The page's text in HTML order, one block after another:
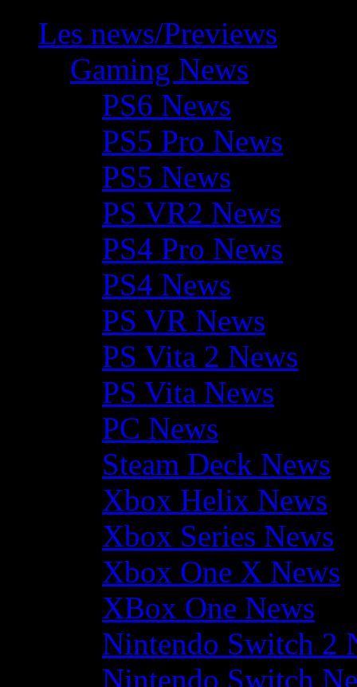
Les news/Previews
Gaming News
PS6 News
PS5 Pro News
PS5 News
PS VR2 News
PS4 Pro News
PS4 News
PS VR News
PS Vita 2 News
PS Vita News
PC News
Steam Deck News
Xbox Helix News
Xbox Series News
Xbox One X News
XBox One News
Nintendo Switch 2
Nintendo Switch